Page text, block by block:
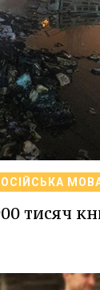
тисяч